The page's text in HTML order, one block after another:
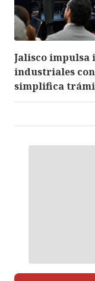
Jalisco impulsa
industriales
simplifica